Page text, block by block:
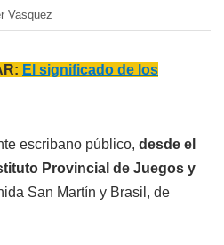
Vasquez
El significado de los
escribano público, desde el
Provincial de Juegos y
San Martín y Brasil, de